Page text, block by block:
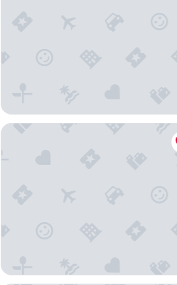
Oneluxstay At HWH LA Downtown